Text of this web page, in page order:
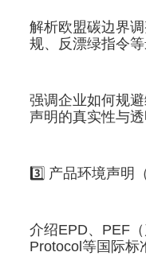
解析欧盟碳边界
规、反漂绿指令
强调企业如何规
声明的真实性与透
3️⃣ 产品环境声明
介绍EPD、PEF
Protocol等国际标